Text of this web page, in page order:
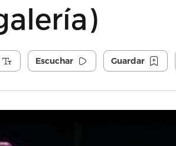
Escuchar Guardar